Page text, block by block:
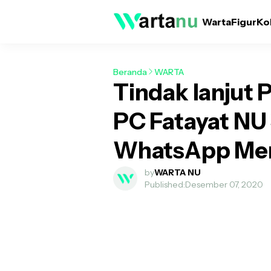
WartaFigur
Beranda WARTA
Tindak lanjut
PC Fatayat
WhatsApp
byWARTA NU
Published:Desember 07, 2020